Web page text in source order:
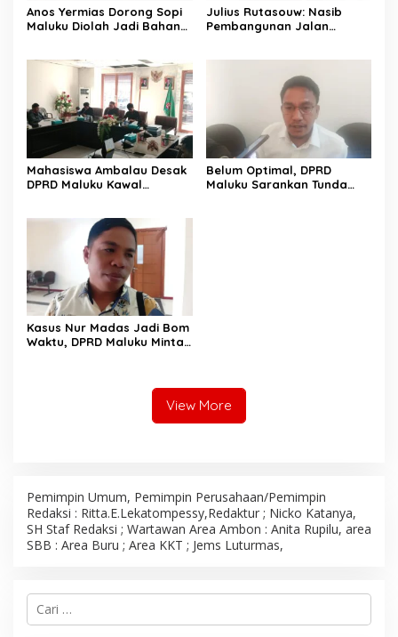
Anos Yermias Dorong Sopi
Maluku Diolah Jadi Bahan
Julius Rutasouw: Nasib
Pembangunan Jalan
Mahasiswa Ambalau Desak
DPRD Maluku Kawal
Belum Optimal, DPRD
Maluku Sarankan Tunda
Kasus Nur Madas Jadi Bom
Waktu, DPRD Maluku Minta
View More
Pemimpin Umum, Pemimpin Perusahaan/Pemimpin
Redaksi : Ritta.E.Lekatompessy,Redaktur ; Nicko Katanya,
SH Staf Redaksi ; Wartawan Area Ambon : Anita Rupilu, area
SBB : Area Buru ; Area KKT ; Jems Luturmas,
C